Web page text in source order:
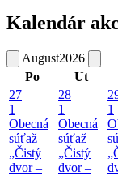
Kalendár
August2026
Po
Ut
27
1
Obecná
súťaž
„Čistý
dvor –
28
1
Obecná
súťaž
„Čistý
dvor –
1